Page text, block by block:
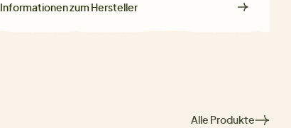
Informationen zum Hersteller
Alle Produkte